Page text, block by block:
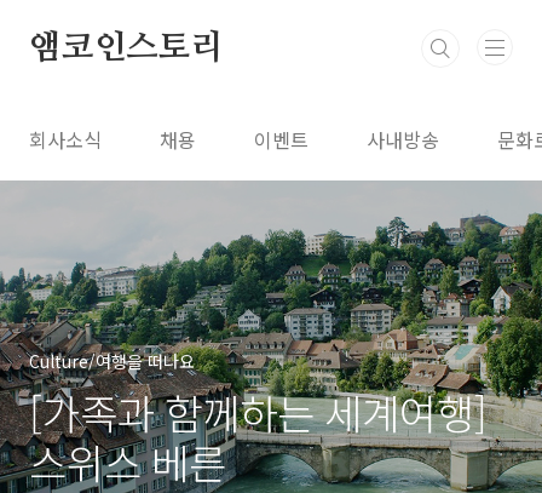
앰코인스토리
회사소식 채용 이벤트 사내방송 문화
Culture/여행을 떠나요
[가족과 함께하는 세계여행]
스위스 베른